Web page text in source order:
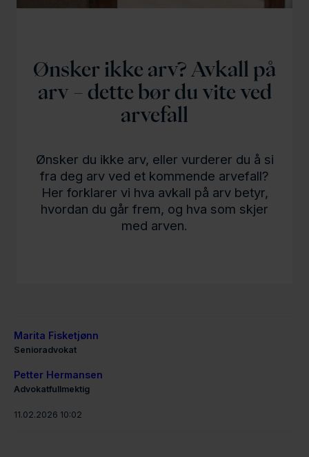
Ønsker ikke arv? Avkall på
arv – dette bør du vite ved
arvefall
Ønsker du ikke arv, eller vurderer du å si
fra deg arv ved et kommende arvefall?
Her forklarer vi hva avkall på arv betyr,
hvordan du går frem, og hva som skjer
med arven.
Marita Fisketjønn
Senioradvokat
Petter Hermansen
Advokatfullmektig
11.02.2026 10:02